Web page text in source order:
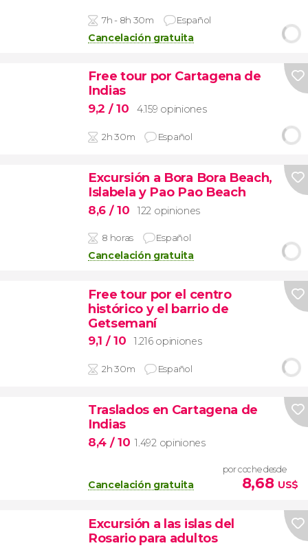
7h - 8h 30m Español
Cancelación gratuita
Free tour por Cartagena de
Indias
9,2 / 10 4.159 opiniones
2h 30m Español
Excursión a Bora Bora Beach,
Islabela y Pao Pao Beach
8,6 / 10 122 opiniones
8 horas Español
Cancelación gratuita
Free tour por el centro
histórico y el barrio de
Getsemaní
9,1 / 10 1.216 opiniones
2h 30m Español
Traslados en Cartagena de
Indias
8,4 / 10 1.492 opiniones
Cancelación gratuita
por coche desde
8,68 US$
Excursión a las islas del
Rosario para adultos